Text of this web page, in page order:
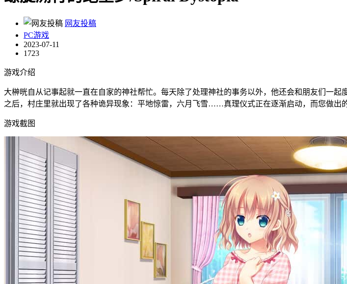
网友投稿
PC游戏
2023-07-11
1723
游戏介绍
大榊晄自从记事起就一直在自家的神社帮忙。每天除了处理神社的事务以外，他还会和朋友们一
之后，村庄里就出现了各种诡异现象：平地惊雷，六月飞雪……真理仪式正在逐渐启动，而您做出
游戏截图